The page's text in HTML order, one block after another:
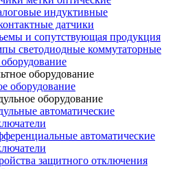
индуктивные
датчики
и сопутствующая продукция
светодиодные коммутаторные
оборудование
оборудование
оборудование
автоматические
автоматические
защитного отключения